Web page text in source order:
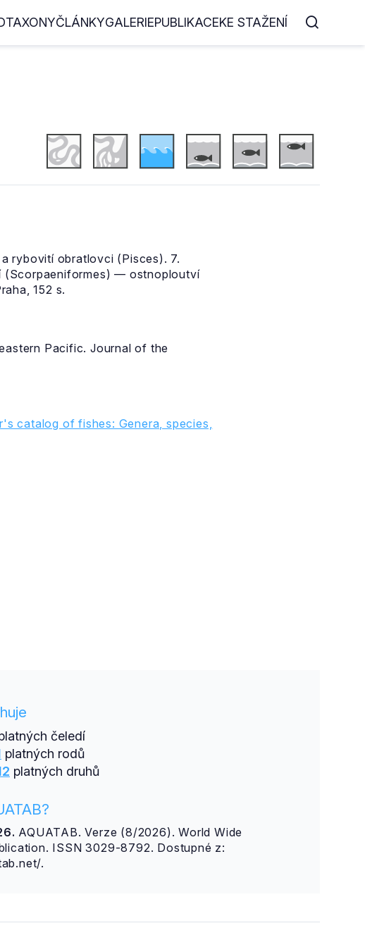
TAXONYČLÁNKYGALERIEPUBLIKACEKE STAŽENÍ
rybovití obratlovci (Pisces). 7.
(Scorpaeniformes) — ostnoploutví
152 s.
Pacific. Journal of the
catalog of fishes: Genera, species,
čeledí
platných rodů
platných druhů
AQUATAB. Verze (8/2026). World Wide
ISSN 3029-8792. Dostupné z:
.